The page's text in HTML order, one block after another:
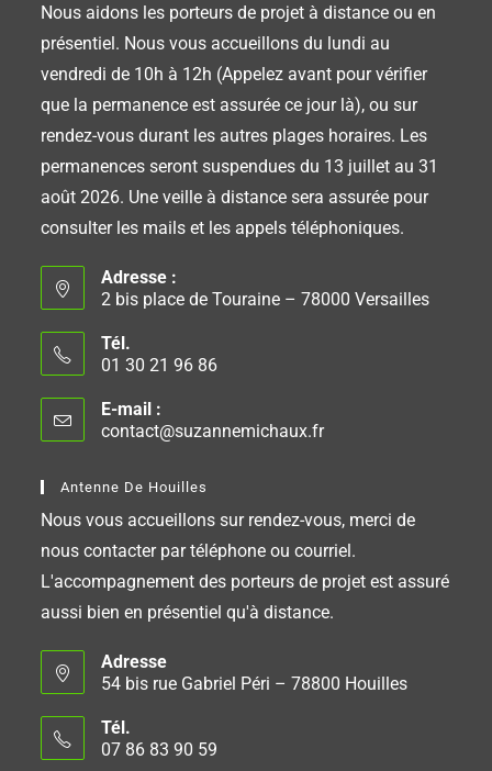
Nous aidons les porteurs de projet à distance ou en
présentiel. Nous vous accueillons du lundi au
vendredi de 10h à 12h (Appelez avant pour vérifier
que la permanence est assurée ce jour là), ou sur
rendez-vous durant les autres plages horaires. Les
permanences seront suspendues du 13 juillet au 31
août 2026. Une veille à distance sera assurée pour
consulter les mails et les appels téléphoniques.
Adresse :
2 bis place de Touraine – 78000 Versailles
Tél.
01 30 21 96 86
E-mail :
contact@suzannemichaux.fr
Antenne De Houilles
Nous vous accueillons sur rendez-vous, merci de
nous contacter par téléphone ou courriel.
L'accompagnement des porteurs de projet est assuré
aussi bien en présentiel qu'à distance.
Adresse
54 bis rue Gabriel Péri – 78800 Houilles
Tél.
07 86 83 90 59